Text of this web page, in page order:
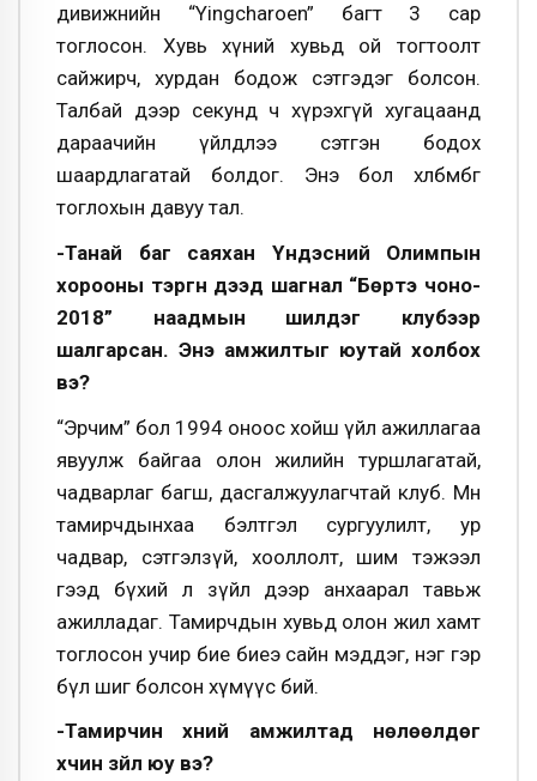
дивижнийн “Yingcharoen” багт 3 сар
тоглосон. Хувь хүний хувьд ой тогтоолт
сайжирч, хурдан бодож сэтгэдэг болсон.
Талбай дээр секунд ч хүрэхгүй хугацаанд
дараачийн үйлдлээ сэтгэн бодох
шаардлагатай болдог. Энэ бол хөлбөмбөг
тоглохын давуу тал.
-Танай баг саяхан Үндэсний Олимпын
хорооны тэргүүн дээд шагнал “Бөртэ чоно-
2018” наадмын шилдэг клубээр
шалгарсан. Энэ амжилтыг юутай холбох
вэ?
“Эрчим” бол 1994 оноос хойш үйл ажиллагаа
явуулж байгаа олон жилийн туршлагатай,
чадварлаг багш, дасгалжуулагчтай клуб. Мөн
тамирчдынхаа бэлтгэл сургуулилт, ур
чадвар, сэтгэлзүй, хооллолт, шим тэжээл
гээд бүхий л зүйл дээр анхаарал тавьж
ажилладаг. Тамирчдын хувьд олон жил хамт
тоглосон учир бие биеэ сайн мэддэг, нэг гэр
бүл шиг болсон хүмүүс бий.
-Тамирчин хүний амжилтад нөлөөлдөг
хүчин зүйл юу вэ?